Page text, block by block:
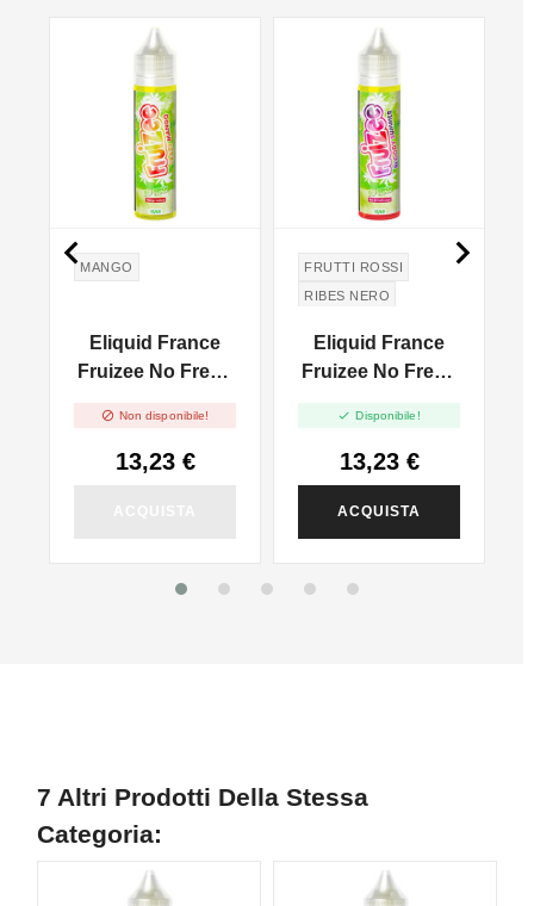
MANGO
Eliquid France
Fruizee No Fresh
Vape Shot - 10ml
 Non disponibile!
13,23 €
NON DISPONIBILE
FRUTTI ROSSI
RIBES NERO
CARAMELLA
WHITE GRAPES
Eliquid France
Fruizee No Fresh
Vape Shot - 10ml
 Disponibile!
13,23 €
ACQUISTA
 
7 Altri Prodotti Della Stessa
Categoria: